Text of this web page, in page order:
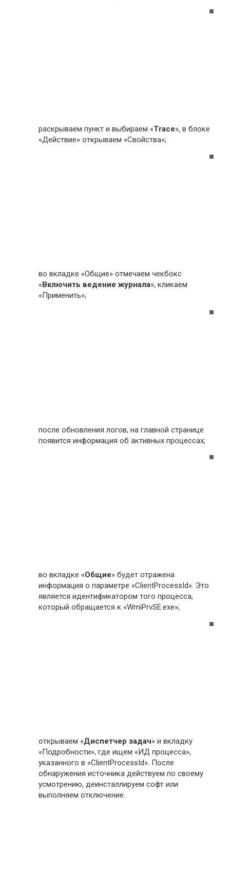
раскрываем пункт и выбираем «Trace», в блоке
«Действие» открываем «Свойства»;
во вкладке «Общие» отмечаем чекбокс
« Включить ведение журнала», кликаем
«Применить»;
после обновления логов, на главной странице
появится информация об активных процессах;
во вкладке «Общие» будет отражена
информация о параметре «ClientProcessId». Это
является идентификатором того процесса,
который обращается к «WmiPrvSE.exe»;
открываем «Диспетчер задач» и вкладку
«Подробности», где ищем «ИД процесса»,
указанного в «ClientProcessId». После
обнаружения источника действуем по своему
усмотрению, деинсталлируем софт или
выполняем отключение.